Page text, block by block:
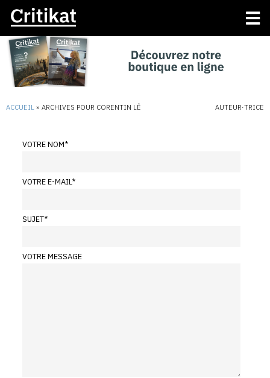
ACCUEIL » ARCHIVES POUR CORENTIN LÊ AUTEUR·TRICE
VOTRE NOM*
VOTRE E-MAIL*
SUJET*
VOTRE MESSAGE